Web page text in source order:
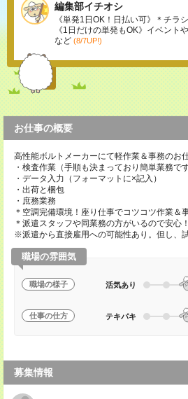
編集部イチオシ
《単発1日OK！日払い可》＊チラ
《1日だけの単発もOK》イベント
など (8/7UP!)
お仕事の概要
高性能ボルトメーカーにて軽作業＆事務のお
・検査作業（手順も決まっており簡単業務です
・データ入力（フォーマットに×記入）
・出荷と梱包
・庶務業務
＊空調完備環境！座り仕事でコツコツ作業＆
＊派遣スタッフや同業務の方がいるので安心！
※派遣から直接雇用への可能性あり。但し、
職場の雰囲気
職場の様子 活気あり
仕事の仕方 テキパキ
募集情報